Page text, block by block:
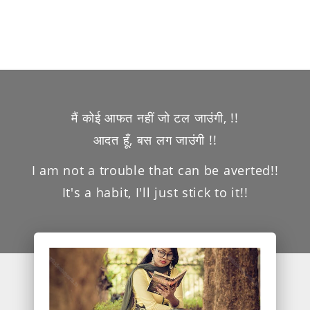
मैं कोई आफत नहीं जो टल जाउंगी, !!
आदत हूँ, बस लग जाउंगी !!
I am not a trouble that can be averted!!
It's a habit, I'll just stick to it!!